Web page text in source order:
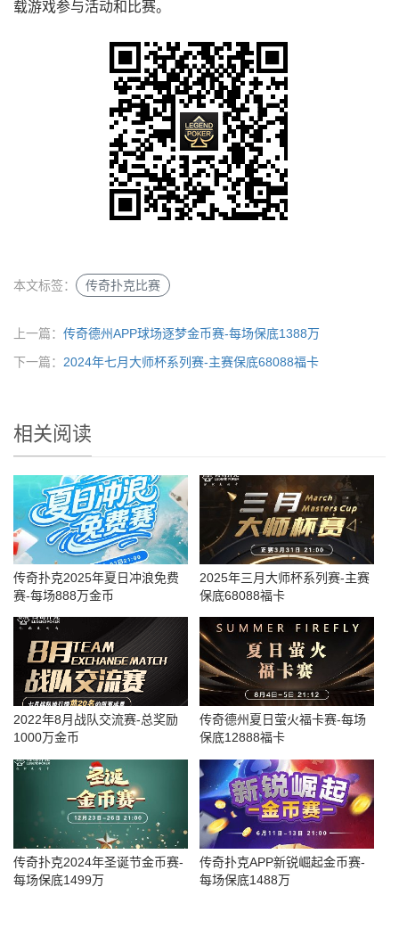
载游戏参与活动和比赛。
本文标签： 传奇扑克比赛
上一篇： 传奇德州APP球场逐梦金币赛-每场保底1388万
下一篇： 2024年七月大师杯系列赛-主赛保底68088福卡
相关阅读
​传奇扑克2025年夏日冲浪免费
赛-每场888万金币
2025年三月大师杯系列赛-主赛
保底68088福卡
2022年8月战队交流赛-总奖励
1000万金币
传奇德州夏日萤火福卡赛-每场
保底12888福卡
传奇扑克2024年圣诞节金币赛-
每场保底1499万
传奇扑克APP新锐崛起金币赛-
每场保底1488万